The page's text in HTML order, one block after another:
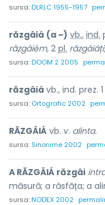
sursa:DLRLC 1955-1957
răzgâiá (a ~) vb., ind.
răzgâiém, 2 pl.
sursa:DOOM 2 2005
răzgâiá vb., ind. prez.
sursa: Ortografic 2002
RĂZGÂIÁ vb. v. alinta.
sursa: Sinonime 2002
A RĂZGÂIÁ răzgâi
măsură; a răsfăța; a
sursa:NODEX 2002